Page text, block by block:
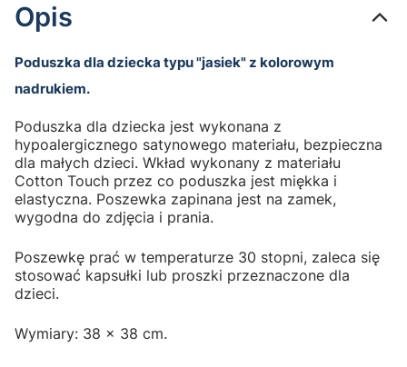
Opis
Poduszka dla dziecka typu "jasiek" z kolorowym
nadrukiem.
Poduszka dla dziecka jest wykonana z
hypoalergicznego satynowego materiału, bezpieczna
dla małych dzieci. Wkład wykonany z materiału
Cotton Touch przez co poduszka jest miękka i
elastyczna. Poszewka zapinana jest na zamek,
wygodna do zdjęcia i prania.
Poszewkę prać w temperaturze 30 stopni, zaleca się
stosować kapsułki lub proszki przeznaczone dla
dzieci.
Wymiary: 38 x 38 cm.